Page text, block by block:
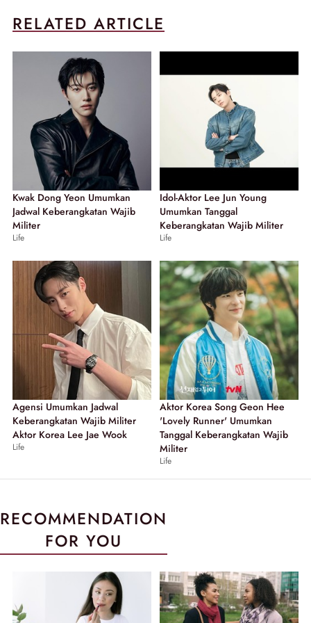
RELATED ARTICLE
Kwak Dong Yeon Umumkan
Jadwal Keberangkatan Wajib
Militer
Life
Idol-Aktor Lee Jun Young
Umumkan Tanggal
Keberangkatan Wajib Militer
Life
Agensi Umumkan Jadwal
Keberangkatan Wajib Militer
Aktor Korea Lee Jae Wook
Life
Aktor Korea Song Geon Hee
'Lovely Runner' Umumkan
Tanggal Keberangkatan Wajib
Militer
Life
RECOMMENDATION
FOR YOU